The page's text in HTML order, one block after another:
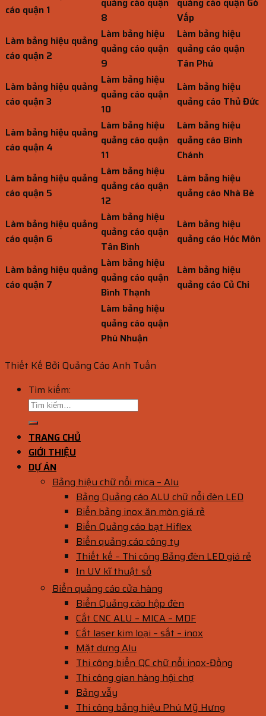
cáo quận 1
8
Vấp
Làm bảng hiệu quảng
cáo quận 2
Làm bảng hiệu
quảng cáo quận
9
Làm bảng hiệu
quảng cáo quận
Tân Phú
Làm bảng hiệu quảng
cáo quận 3
Làm bảng hiệu
quảng cáo quận
10
Làm bảng hiệu
quảng cáo Thủ Đức
Làm bảng hiệu quảng
cáo quận 4
Làm bảng hiệu
quảng cáo quận
11
Làm bảng hiệu
quảng cáo Bình
Chánh
Làm bảng hiệu quảng
cáo quận 5
Làm bảng hiệu
quảng cáo quận
12
Làm bảng hiệu
quảng cáo Nhà Bè
Làm bảng hiệu quảng
cáo quận 6
Làm bảng hiệu
quảng cáo quận
Tân Bình
Làm bảng hiệu
quảng cáo Hóc Môn
Làm bảng hiệu quảng
cáo quận 7
Làm bảng hiệu
quảng cáo quận
Bình Thạnh
Làm bảng hiệu
quảng cáo Củ Chi
Làm bảng hiệu
quảng cáo quận
Phú Nhuận
Thiết Kế Bởi Quảng Cáo Anh Tuấn
Tìm kiếm:
TRANG CHỦ
GIỚI THIỆU
DỰ ÁN
Bảng hiệu chữ nổi mica – Alu
Bảng Quảng cáo ALU chữ nổi đèn LED
Biển bảng inox ăn mòn giá rẻ
Biển Quảng cáo bạt Hiflex
Biển quảng cáo công ty
Thiết kế – Thi công Bảng đèn LED giá rẻ
In UV kĩ thuật số
Biển quảng cáo cửa hàng
Biển Quảng cáo hộp đèn
Cắt CNC ALU – MICA – MDF
Cắt laser kim loại – sắt – inox
Mặt dựng Alu
Thi công biển QC chữ nổi inox-Đồng
Thi công gian hàng hội chợ
Bảng vẫy
Thi công bảng hiệu Phú Mỹ Hưng